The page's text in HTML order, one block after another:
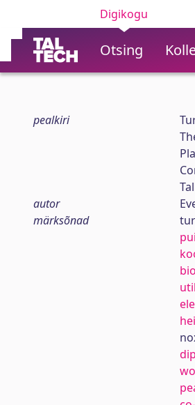
Digikogu
Otsing
pealkiri
autor
märksõnad